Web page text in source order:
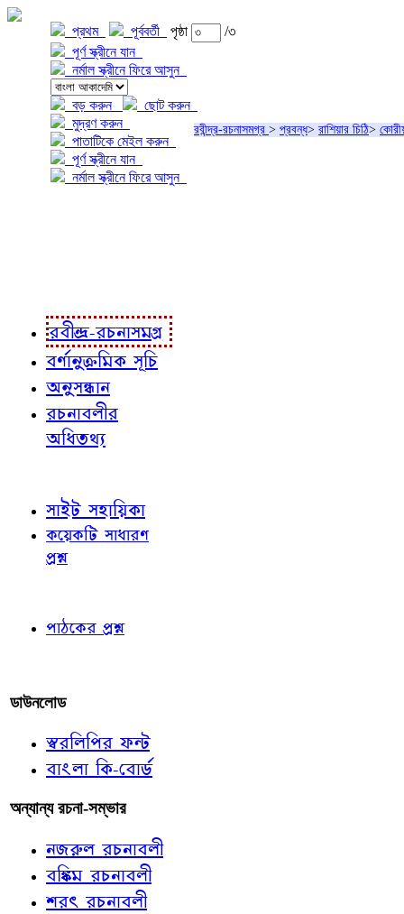
প্রথম পূর্ববর্তী পৃষ্ঠা
/৩
পূর্ণ স্ক্রীনে যান
নর্মাল স্ক্রীনে ফিরে আসুন
বড় করুন
ছোট করুন
মুদ্রণ করুন
পাতাটিকে মেইল করুন
পূর্ণ স্ক্রীনে যান
নর্মাল স্ক্রীনে ফিরে আসুন
রবীন্দ্র-রচনাসমগ্র > প্রবন্ধ> রাশিয়ার চিঠি>
রবীন্দ্র-রচনাসমগ্র
বর্ণানুক্রমিক সূচি
অনুসন্ধান
রচনাবলীর
অধিতথ্য
সাইট সহায়িকা
কয়েকটি সাধারণ
প্রশ্ন
পাঠকের প্রশ্ন
ডাউনলোড
স্বরলিপির ফন্ট
বাংলা কি-বোর্ড
অন্যান্য রচনা-সম্ভার
নজরুল রচনাবলী
বঙ্কিম রচনাবলী
শরৎ রচনাবলী